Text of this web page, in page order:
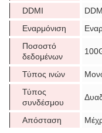
DDMI
DDM
Εναρμόνιση
Ποσοστό
δεδομένων
Τύπος ινών
Τύπος
συνδέσμου
Απόσταση